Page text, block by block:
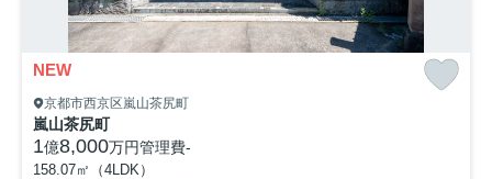
NEW
京都市西京区嵐山茶尻町
嵐山茶尻町
1億8,000万円管理費-
158.07㎡（4LDK）